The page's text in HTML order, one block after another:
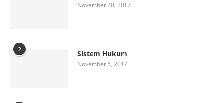
November 20, 2017
2 Sistem Hukum
November 6, 2017